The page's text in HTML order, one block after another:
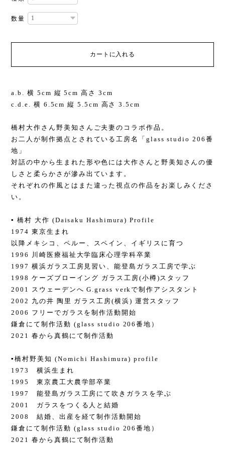
数量
カートに入れる
a.b. 横 5cm 縦 5cm 高さ 3cm
c.d.e. 横 6.5cm 縦 5.5cm 高さ 3.5cm
橋村大作さん野美知さんご夫妻のコラボ作品。
お二人が制作拠点とされている工房名「glass studio 206番
地」
対話の中から生まれた形や色には大作さんと野美知さんの優
しさと柔らかさが滲み出ています。
それぞれの作風とはまた違った視点の作品をお楽しみくださ
い。
▪️ 橋村 大作 (Daisaku Hashimura) Profile
​1974 東京生まれ
以降メキシコ、ペルー、スペイン、イギリスに育つ
1996 川崎医療福祉大学臨床心理学科卒業
1997 横浜ガラス工房見習い、能登島ガラス工房で学ぶ
1998 ケーズブローイング ガラス工房(小樽)スタッフ
2001 スウェーデンへ G.grass verkで制作アシスタント
2002 九の井 陶里 ガラス工房(横浜) 運営スタッフ
2006 フリーでガラスを制作活動開始
鎌倉にて制作活動 (glass studio 206番地）
2021 春から真鶴にて制作活動
▪️橋村野美知 (Nomichi Hashimura) profile
1973 横浜生まれ
1995 東京農工大農学部卒業
1997 能登島ガラス工房にて吹きガラスを学ぶ
2001 ガラスをつくる人と結婚
2008 結婚、出産を経て制作活動開始
鎌倉にて制作活動 (glass studio 206番地）
2021 春から真鶴にて制作活動